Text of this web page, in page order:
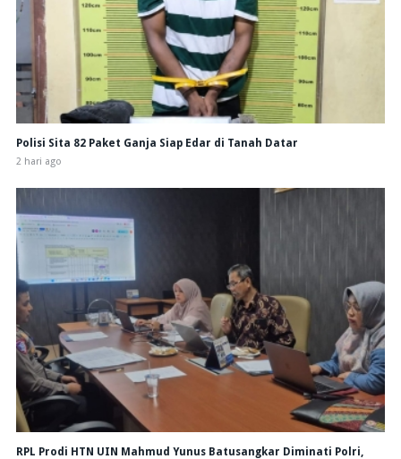
Polisi Sita 82 Paket Ganja Siap Edar di Tanah Datar
2 hari ago
RPL Prodi HTN UIN Mahmud Yunus Batusangkar Diminati Polri,